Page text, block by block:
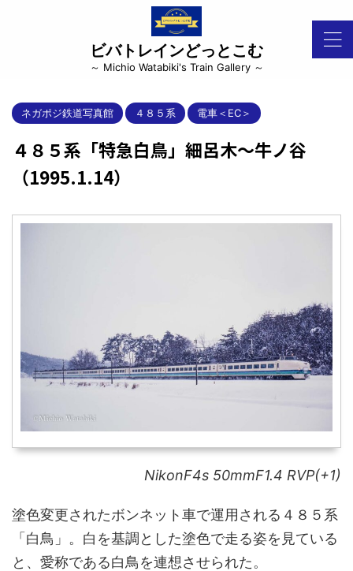
ビバトレインどっとこむ
～ Michio Watabiki's Train Gallery ～
ネガポジ鉄道写真館 ４８５系 電車＜EC＞
４８５系「特急白鳥」細呂木～牛ノ谷
（1995.1.14）
NikonF4s 50mmF1.4 RVP(+1)
塗色変更されたボンネット車で運用される４８５系
「白鳥」。白を基調とした塗色で走る姿を見ている
と、愛称である白鳥を連想させられた。